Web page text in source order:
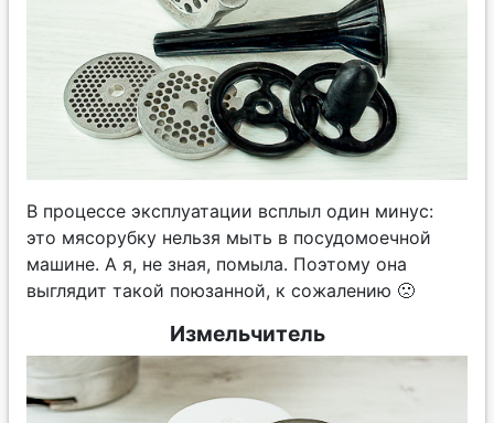
В процессе эксплуатации всплыл один минус:
это мясорубку нельзя мыть в посудомоечной
машине. А я, не зная, помыла. Поэтому она
выглядит такой поюзанной, к сожалению 🙁
Измельчитель